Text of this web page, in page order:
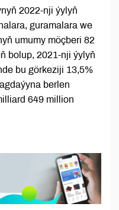
2022-nji ýylyň
guramalara we
umumy möçberi 82
bolup, 2021-nji ýylyň
bu görkeziji 13,5%
berlen
649 million